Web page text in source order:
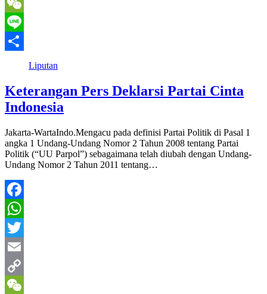
Copy
Link
WeChat
Line
Liputan
Keterangan Pers Deklarsi Partai Cinta
Indonesia
Jakarta-WartaIndo.Mengacu pada definisi Partai Politik di Pasal 1
angka 1 Undang-Undang Nomor 2 Tahun 2008 tentang Partai
Politik (“UU Parpol”) sebagaimana telah diubah dengan Undang-
Undang Nomor 2 Tahun 2011 tentang…
Facebook
WhatsApp
Twitter
Email
Copy